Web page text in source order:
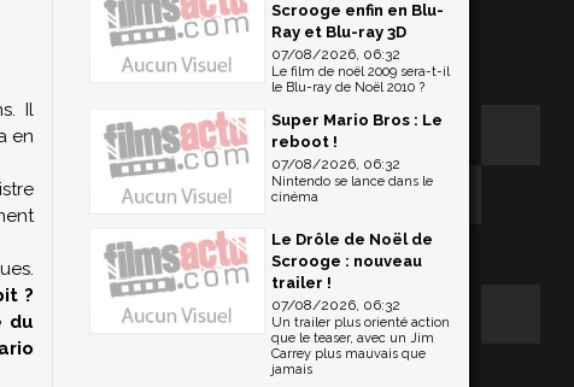
Il
en
?
du
Scrooge enfin en Blu-
Ray et Blu-ray 3D
07/08/2026, 06:32
Le film de noël 2009 sera-t-il
le Blu-ray de Noël 2010 ?
Super Mario Bros : Le
reboot !
07/08/2026, 06:32
Nintendo se lance dans le
cinéma
Le Drôle de Noël de
Scrooge : nouveau
trailer !
07/08/2026, 06:32
Un trailer plus orienté action
que le teaser, avec un Jim
Carrey plus mauvais que
jamais